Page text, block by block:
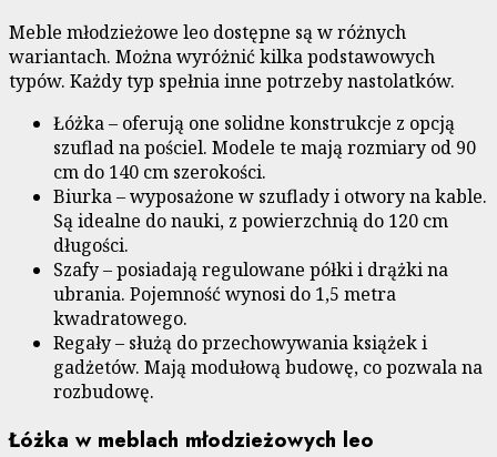
Meble młodzieżowe leo dostępne są w różnych
wariantach. Można wyróżnić kilka podstawowych
typów. Każdy typ spełnia inne potrzeby nastolatków.
Łóżka – oferują one solidne konstrukcje z opcją
szuflad na pościel. Modele te mają rozmiary od 90
cm do 140 cm szerokości.
Biurka – wyposażone w szuflady i otwory na kable.
Są idealne do nauki, z powierzchnią do 120 cm
długości.
Szafy – posiadają regulowane półki i drążki na
ubrania. Pojemność wynosi do 1,5 metra
kwadratowego.
Regały – służą do przechowywania książek i
gadżetów. Mają modułową budowę, co pozwala na
rozbudowę.
Łóżka w meblach młodzieżowych leo